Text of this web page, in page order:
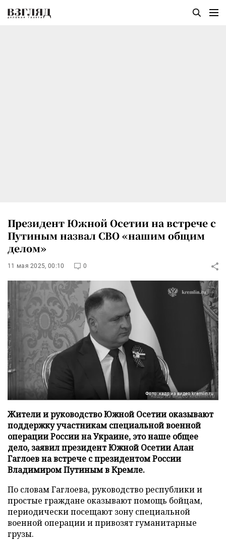
Президент Южной Осетии на встрече с
Путиным назвал СВО «нашим общим
делом»
11 мая 2025, 00:10 0
Фото: кадр из видео kremlin.ru
Жители и руководство Южной Осетии оказывают
поддержку участникам специальной военной
операции России на Украине, это наше общее
дело, заявил президент Южной Осетии Алан
Гаглоев на встрече с президентом России
Владимиром Путиным в Кремле.
По словам Гаглоева, руководство республики и
простые граждане оказывают помощь бойцам,
периодически посещают зону специальной
военной операции и привозят гуманитарные
грузы.